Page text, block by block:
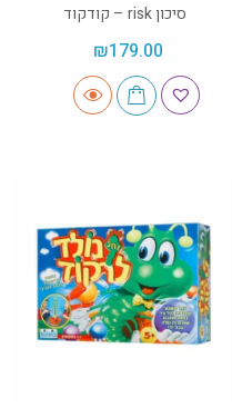
סיכון risk – קודקוד
₪179.00